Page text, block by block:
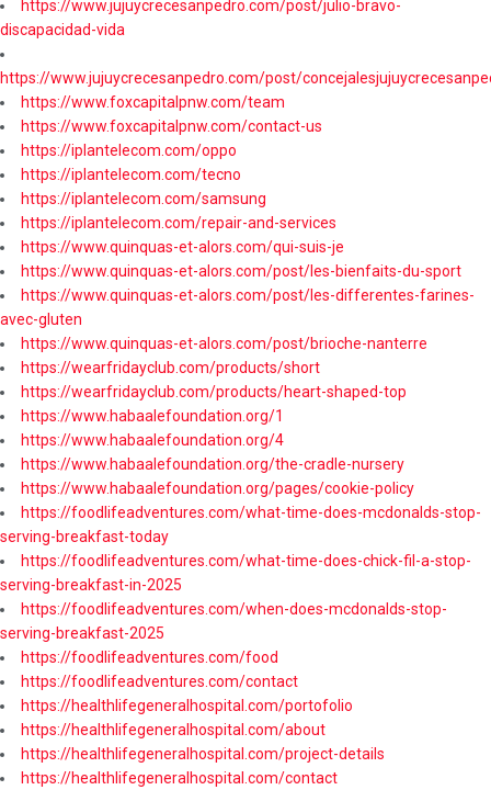
https://www.jujuycrecesanpedro.com/post/julio-bravo-
discapacidad-vida
https://www.jujuycrecesanpedro.com/post/
https://www.foxcapitalpnw.com/team
https://www.foxcapitalpnw.com/contact-us
https://iplantelecom.com/oppo
https://iplantelecom.com/tecno
https://iplantelecom.com/samsung
https://iplantelecom.com/repair-and-services
https://www.quinquas-et-alors.com/qui-suis-je
https://www.quinquas-et-alors.com/post/les-bienfaits-du-sport
https://www.quinquas-et-alors.com/post/les-differentes-farines-
avec-gluten
https://www.quinquas-et-alors.com/post/brioche-nanterre
https://wearfridayclub.com/products/short
https://wearfridayclub.com/products/heart-shaped-top
https://www.habaalefoundation.org/1
https://www.habaalefoundation.org/4
https://www.habaalefoundation.org/the-cradle-nursery
https://www.habaalefoundation.org/pages/cookie-policy
https://foodlifeadventures.com/what-time-does-mcdonalds-stop-
serving-breakfast-today
https://foodlifeadventures.com/what-time-does-chick-fil-a-stop-
serving-breakfast-in-2025
https://foodlifeadventures.com/when-does-mcdonalds-stop-
serving-breakfast-2025
https://foodlifeadventures.com/food
https://foodlifeadventures.com/contact
https://healthlifegeneralhospital.com/portofolio
https://healthlifegeneralhospital.com/about
https://healthlifegeneralhospital.com/project-details
https://healthlifegeneralhospital.com/contact